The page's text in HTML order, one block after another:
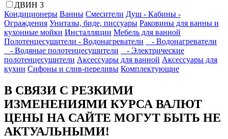
ДВИН 3
Кондиционеры Ванны Смесители Душ - Кабины -
Ограждения Унитазы, биде, писсуары Раковины для ванны и
кухонные мойки Инсталляции Мебель для ванной
Полотенцесушители - Водонагреватели
- Водонагреватели
- Водяные полотенцесушители
- Электрические
полотенцесушители Аксессуары для ванной Аксессуары для
кухни Сифоны и слив-переливы Комплектующие
В СВЯЗИ С РЕЗКИМИ
ИЗМЕНЕНИЯМИ КУРСА ВАЛЮТ
ЦЕНЫ НА САЙТЕ МОГУТ БЫТЬ НЕ
АКТУАЛЬНЫМИ!